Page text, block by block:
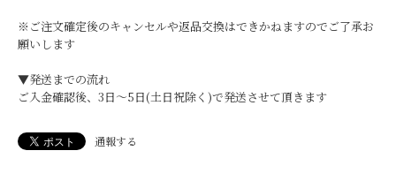
※ご注文確定後のキャンセルや返品交換はできかねますのでご了承お
願いします
▼発送までの流れ
ご入金確認後、3日〜5日(土日祝除く)で発送させて頂きます
通報する